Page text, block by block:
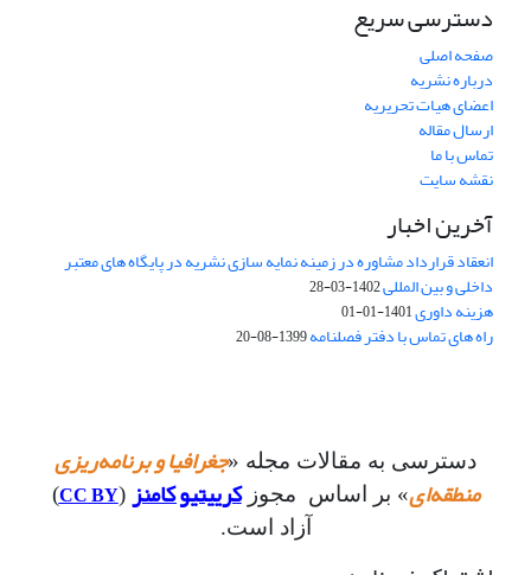
دسترسی سریع
صفحه اصلی
درباره نشریه
اعضای هیات تحریریه
ارسال مقاله
تماس با ما
نقشه سایت
آخرین اخبار
انعقاد قرارداد مشاوره در زمینه نمایه سازی نشریه در پایگاه های معتبر
داخلی و بین المللی1402-03-28
هزینه داوری1401-01-01
راه های تماس با دفتر فصلنامه1399-08-20
دسترسی به مقالات مجله «جغرافیا و برنامه‌ریزی
منطقه‌ای» بر اساس مجوزکرییتیو کامنز (
CC BY
)
آزاد است.